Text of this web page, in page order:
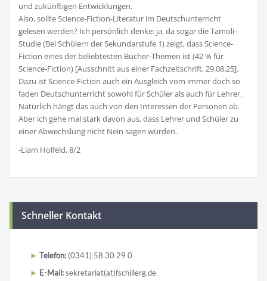
und zukünftigen Entwicklungen.
Also, sollte Science-Fiction-Literatur im Deutschunterricht
gelesen werden? Ich persönlich denke: ja, da sogar die Tamoli-
Studie (Bei Schülern der Sekundarstufe 1) zeigt, dass Science-
Fiction eines der beliebtesten Bücher-Themen ist (42 % für
Science-Fiction) [Ausschnitt aus einer Fachzeitschrift, 29.08.25].
Dazu ist Science-Fiction auch ein Ausgleich vom immer doch so
faden Deutschunterricht sowohl für Schüler als auch für Lehrer.
Natürlich hängt das auch von den Interessen der Personen ab.
Aber ich gehe mal stark davon aus, dass Lehrer und Schüler zu
einer Abwechslung nicht Nein sagen würden.
-Liam Holfeld, 8/2
Schneller Kontakt
Telefon: (0341) 58 30 29 0
E-Mail:sekretariat(at)fschillerg.de